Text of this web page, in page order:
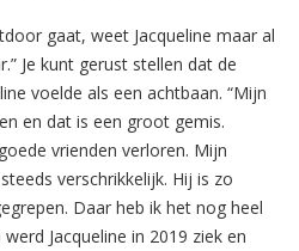
gaat, weet Jacqueline maar al
Je kunt gerust stellen dat de
voelde als een achtbaan. “Mijn
en dat is een groot gemis.
vrienden verloren. Mijn
verschrikkelijk. Hij is zo
Daar heb ik het nog heel
Jacqueline in 2019 ziek en